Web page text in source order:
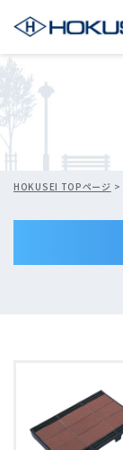
HOKUSEI TOPページ >